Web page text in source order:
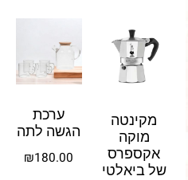
מקינטה
מוקה
אקספרס
של ביאלטי
ערכת
הגשה לתה
₪180.00